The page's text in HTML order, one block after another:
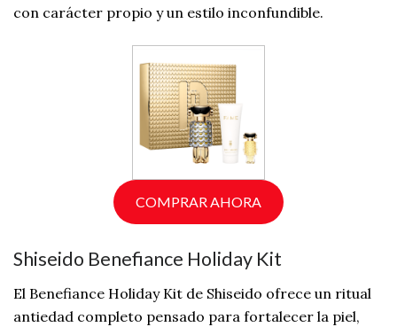
con carácter propio y un estilo inconfundible.
COMPRAR AHORA
Shiseido Benefiance Holiday Kit
El Benefiance Holiday Kit de Shiseido ofrece un ritual
antiedad completo pensado para fortalecer la piel,